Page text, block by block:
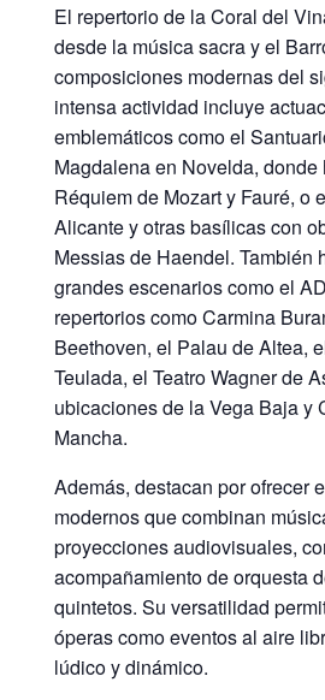
El repertorio de la Coral del
desde la música sacra y el
composiciones modernas del
intensa actividad incluye
emblemáticos como el
Magdalena en Novelda, donde
Réquiem de Mozart y Fauré, o
Alicante y otras basílicas con
Messias de Haendel. También
grandes escenarios como el
repertorios como Carmina
Beethoven, el Palau de Altea,
Teulada, el Teatro Wagner de
ubicaciones de la Vega Baja y
Mancha.
Además, destacan por ofrecer
modernos que combinan
proyecciones audiovisuales,
acompañamiento de orquesta
quintetos. Su versatilidad
óperas como eventos al aire
lúdico y dinámico.